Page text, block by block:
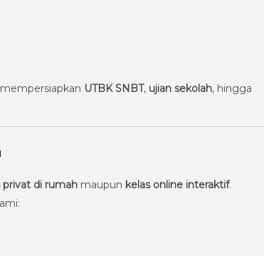
UTBK SNBT, ujian sekolah, hingga
privat di rumah maupun kelas online interaktif.